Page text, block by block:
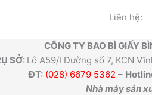
Liên hệ:
CÔNG TY BAO BÌ GIẤY
SỞ: Lô A59/I Đường số 7, KCN
ĐT: (028) 6679 5362 –
Nhà máy sản